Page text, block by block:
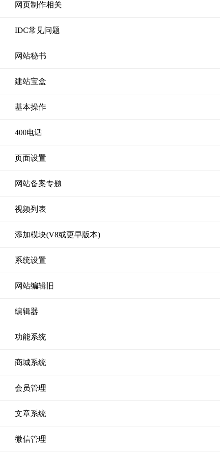
网页制作相关
IDC常见问题
网站秘书
建站宝盒
基本操作
400电话
页面设置
网站备案专题
视频列表
添加模块(V8或更早版本)
系统设置
网站编辑旧
编辑器
功能系统
商城系统
会员管理
文章系统
微信管理